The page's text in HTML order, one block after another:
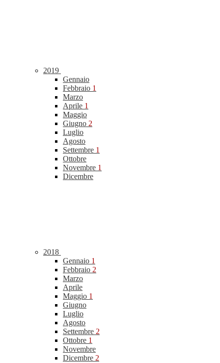
2019
Gennaio
Febbraio 1
Marzo
Aprile 1
Maggio
Giugno 2
Luglio
Agosto
Settembre 1
Ottobre
Novembre 1
Dicembre
2018
Gennaio 1
Febbraio 2
Marzo
Aprile
Maggio 1
Giugno
Luglio
Agosto
Settembre 2
Ottobre 1
Novembre
Dicembre 2